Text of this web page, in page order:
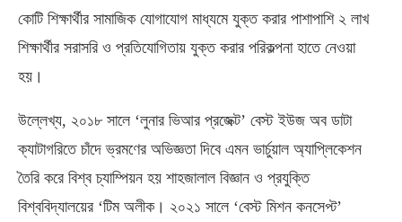
কোটি শিক্ষার্থীর সামাজিক যোগাযোগ মাধ্যমে যুক্ত করার পাশাপাশি ২ লাখ
শিক্ষার্থীর সরাসরি ও প্রতিযোগিতায় যুক্ত করার পরিকল্পনা হাতে নেওয়া
হয়।
উল্লেখ্য, ২০১৮ সালে ‘লুনার ভিআর প্রজেক্ট’ বেস্ট ইউজ অব ডাটা
ক্যাটাগরিতে চাঁদে ভ্রমণের অভিজ্ঞতা দিবে এমন ভার্চুয়াল অ্যাপ্লিকেশন
তৈরি করে বিশ্ব চ্যাম্পিয়ন হয় শাহজালাল বিজ্ঞান ও প্রযুক্তি
বিশ্ববিদ্যালয়ের ‘টিম অলীক। ২০২১ সালে ‘বেস্ট মিশন কনসেপ্ট’